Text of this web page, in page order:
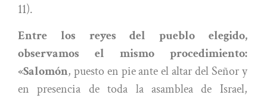
11).
Entre los reyes del pueblo elegido,
observamos el mismo procedimiento:
«Salomón, puesto en pie ante el altar del Señor y
en presencia de toda la asamblea de Israel,